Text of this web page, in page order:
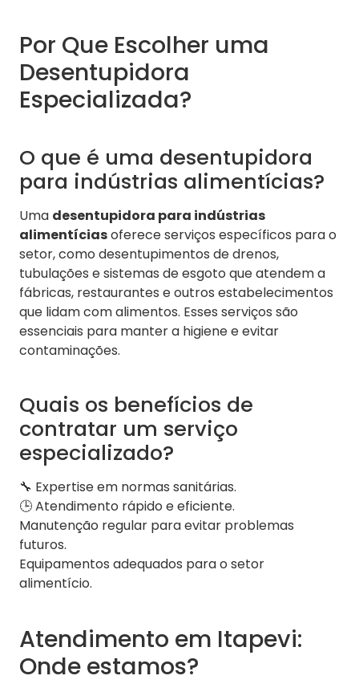
Por Que Escolher uma
Desentupidora
Especializada?
O que é uma desentupidora
para indústrias alimentícias?
Uma desentupidora para indústrias
alimentíciasoferece serviços específicos para o
setor, como desentupimentos de drenos,
tubulações e sistemas de esgoto que atendem a
fábricas, restaurantes e outros estabelecimentos
que lidam com alimentos. Esses serviços são
essenciais para manter a higiene e evitar
contaminações.
Quais os benefícios de
contratar um serviço
especializado?
🔧 Expertise em normas sanitárias.
🕒 Atendimento rápido e eficiente.
Manutenção regular para evitar problemas
futuros.
Equipamentos adequados para o setor
alimentício.
Atendimento em Itapevi:
Onde estamos?